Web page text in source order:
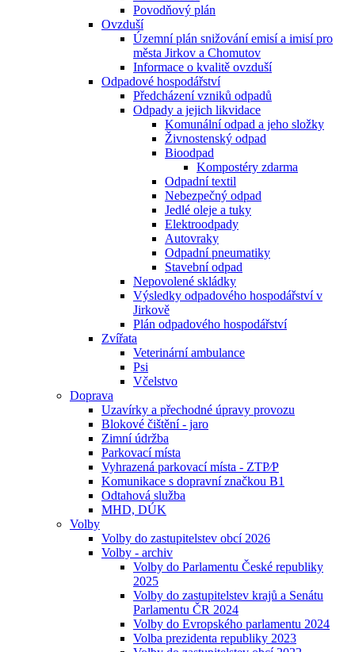
Povodňový plán
Ovzduší
Územní plán snižování emisí a imisí pro
města Jirkov a Chomutov
Informace o kvalitě ovzduší
Odpadové hospodářství
Předcházení vzniků odpadů
Odpady a jejich likvidace
Komunální odpad a jeho složky
Živnostenský odpad
Bioodpad
Kompostéry zdarma
Odpadní textil
Nebezpečný odpad
Jedlé oleje a tuky
Elektroodpady
Autovraky
Odpadní pneumatiky
Stavební odpad
Nepovolené skládky
Výsledky odpadového hospodářství v
Jirkově
Plán odpadového hospodářství
Zvířata
Veterinární ambulance
Psi
Včelstvo
Doprava
Uzavírky a přechodné úpravy provozu
Blokové čištění - jaro
Zimní údržba
Parkovací místa
Vyhrazená parkovací místa - ZTP⁄P
Komunikace s dopravní značkou B1
Odtahová služba
MHD, DÚK
Volby
Volby do zastupitelstev obcí 2026
Volby - archiv
Volby do Parlamentu České republiky
2025
Volby do zastupitelstev krajů a Senátu
Parlamentu ČR 2024
Volby do Evropského parlamentu 2024
Volba prezidenta republiky 2023